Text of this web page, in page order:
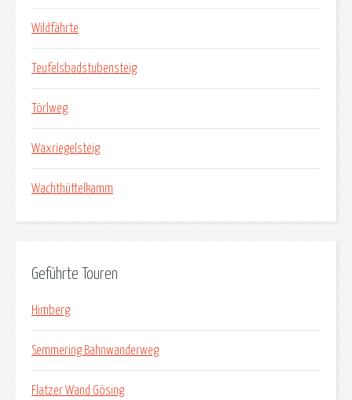
Wildfährte
Teufelsbadstubensteig
Törlweg
Waxriegelsteig
Wachthüttelkamm
Geführte Touren
Himberg
Semmering Bahnwanderweg
Flatzer Wand Gösing